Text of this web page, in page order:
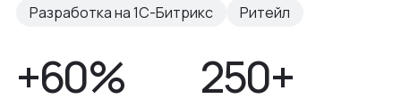
Разработка на 1С-Битрикс
Ритейл
+60% 250+